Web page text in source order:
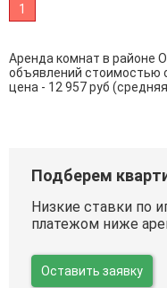
1
Аренда комнат в районе
объявлений стоимостью
цена - 12 957 руб
Подберем
Низкие ставки по
платежом ниже
Оставить заявку